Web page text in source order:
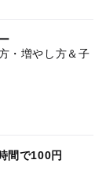
・増やし方＆子
間で100円